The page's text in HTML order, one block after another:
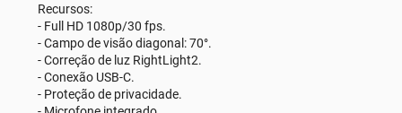
Recursos:
- Full HD 1080p/30 fps.
- Campo de visão diagonal: 70°.
- Correção de luz RightLight2.
- Conexão USB-C.
- Proteção de privacidade.